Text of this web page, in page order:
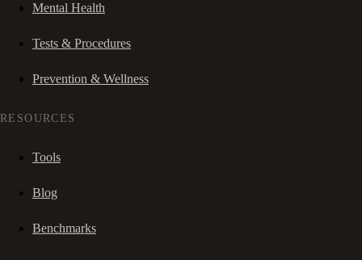
Mental Health
Tests & Procedures
Prevention & Wellness
RESOURCES
Tools
Blog
Benchmarks